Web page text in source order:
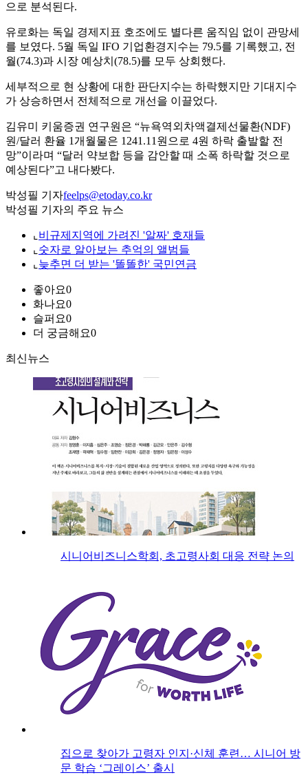
으로 분석된다.
유로화는 독일 경제지표 호조에도 별다른 움직임 없이 관망세
를 보였다. 5월 독일 IFO 기업환경지수는 79.5를 기록했고, 전
월(74.3)과 시장 예상치(78.5)를 모두 상회했다.
세부적으로 현 상황에 대한 판단지수는 하락했지만 기대지수
가 상승하면서 전체적으로 개선을 이끌었다.
김유미 키움증권 연구원은 “뉴욕역외차액결제선물환(NDF)
원/달러 환율 1개월물은 1241.11원으로 4원 하락 출발할 전
망”이라며 “달러 약보합 등을 감안할 때 소폭 하락할 것으로
예상된다”고 내다봤다.
박성필 기자feelps@etoday.co.kr
박성필 기자의 주요 뉴스
⌞ 비규제지역에 가려진 '알짜' 호재들
⌞ 숫자로 알아보는 추억의 앨범들
⌞ 늦추면 더 받는 '똘똘한' 국민연금
좋아요0
화나요0
슬퍼요0
더 궁금해요0
최신뉴스
시니어비즈니스학회, 초고령사회 대응 전략 논의
집으로 찾아가 고령자 인지·신체 훈련… 시니어 방
문 학습 ‘그레이스’ 출시